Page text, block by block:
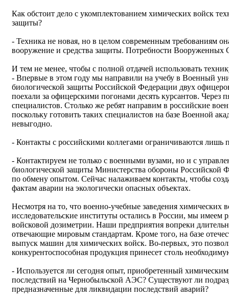
Как обстоит дело с укомплектованием химических войск
защиты?
- Техника не новая, но в целом современным требованиям
вооружение и средства защиты. Потребности Вооруженных
И тем не менее, чтобы с полной отдачей использовать
- Впервые в этом году мы направили на учебу в Военный
биологической защиты Российской Федерации двух
поехали за офицерскими погонами десять курсантов. Через
специалистов. Столько же ребят направим в российские
поскольку готовить таких специалистов на базе Военной
невыгодно.
- Контакты с российскими коллегами ограничиваются лишь
- Контактируем не только с военными вузами, но и с
биологической защиты Министерства обороны Российской
по обмену опытом. Сейчас налаживаем контакты, чтобы
фактам аварии на экологически опасных объектах.
Несмотря на то, что военно-учебные заведения химических
исследовательские институты остались в России, мы имеем
войсковой дозиметрии. Наши предприятия вопреки
отвечающие мировым стандартам. Кроме того, на базе
выпуск машин для химических войск. Во-первых, это
конкурентоспособная продукция принесет столь
- Используется ли сегодня опыт, приобретенный
последствий на Чернобыльской АЭС? Существуют ли
предназначенные для ликвидации последствий аварий?